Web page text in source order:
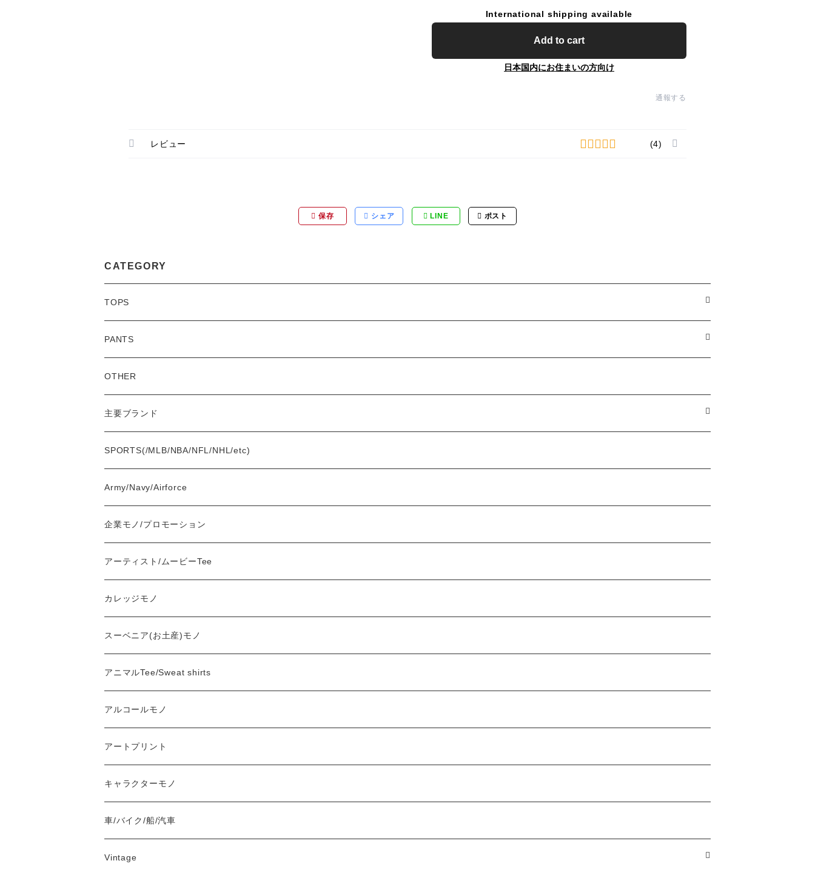
International shipping available
Add to cart
日本国内にお住まいの方向け
通報する
レビュー (4)
保存 シェア LINE ポスト
CATEGORY
TOPS
Tee
S/L Tee
Polo Shirt
Shirt
L/S
S/S
Sweatshirt
Hoodie
Fleece
Knit/Sweater
Jacket
Nylon Jacket
Stadium Jumper
PANTS
Jeans/Denim
Work Pants
Shorts
OTHER
主要ブランド
adidas
Champion
Carhartt
Columbia
NAUTICA
NIKE
RALPH LAUREN
TOMMY HILFIGER
Levi’s
SPORTS(/MLB/NBA/NFL/NHL/etc)
Army/Navy/Airforce
企業モノ/プロモーション
アーティスト/ムービーTee
カレッジモノ
スーベニア(お土産)モノ
アニマルTee/Sweat shirts
アルコールモノ
アートプリント
キャラクターモノ
車/バイク/船/汽車
Vintage